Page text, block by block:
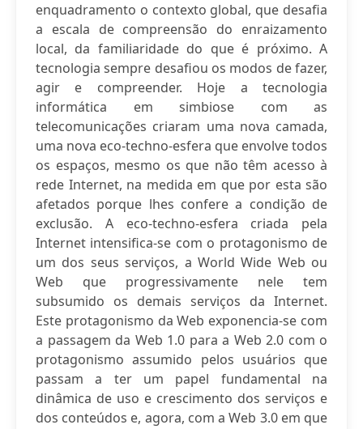
enquadramento o contexto global, que desafia
a escala de compreensão do enraizamento
local, da familiaridade do que é próximo. A
tecnologia sempre desafiou os modos de fazer,
agir e compreender. Hoje a tecnologia
informática em simbiose com as
telecomunicações criaram uma nova camada,
uma nova eco-techno-esfera que envolve todos
os espaços, mesmo os que não têm acesso à
rede Internet, na medida em que por esta são
afetados porque lhes confere a condição de
exclusão. A eco-techno-esfera criada pela
Internet intensifica-se com o protagonismo de
um dos seus serviços, a World Wide Web ou
Web que progressivamente nele tem
subsumido os demais serviços da Internet.
Este protagonismo da Web exponencia-se com
a passagem da Web 1.0 para a Web 2.0 com o
protagonismo assumido pelos usuários que
passam a ter um papel fundamental na
dinâmica de uso e crescimento dos serviços e
dos conteúdos e, agora, com a Web 3.0 em que